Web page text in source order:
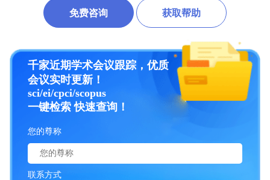
免费咨询 获取帮助
千家近期学术会议跟踪，优质
会议实时更新！
sci/ei/cpci/scopus
一键检索 快速查询！
您的尊称
联系方式